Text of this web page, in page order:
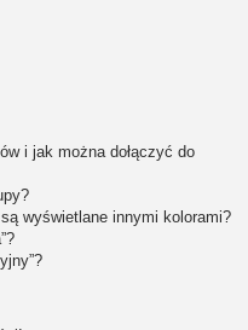
i jak można dołączyć do
wyświetlane innymi kolorami?